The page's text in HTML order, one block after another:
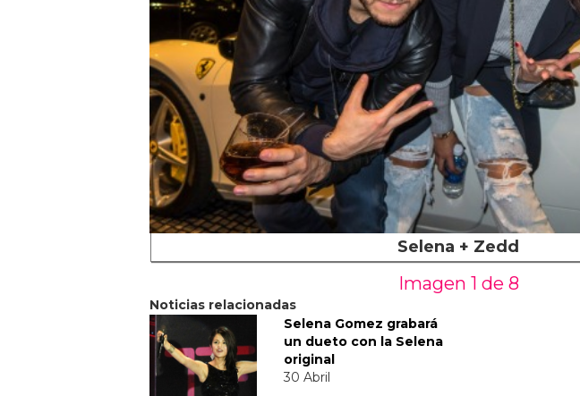
Selena + Zedd
Imagen 1 de 8
Noticias relacionadas
Selena Gomez grabará
un dueto con la Selena
original
30 Abril